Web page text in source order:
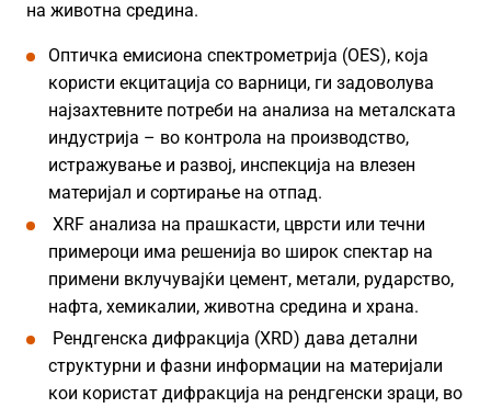
на животна средина.
Оптичка емисиона спектрометрија (OES), која
користи екцитација со варници, ги задоволува
најзахтевните потреби на анализа на металската
индустрија – во контрола на производство,
истражување и развој, инспекција на влезен
материјал и сортирање на отпад.
XRF анализа на прашкасти, цврсти или течни
примероци има решенија во широк спектар на
примени вклучувајќи цемент, метали, рударство,
нафта, хемикалии, животна средина и храна.
Рендгенска дифракција (XRD) дава детални
структурни и фазни информации на материјали
кои користат дифракција на рендгенски зраци, во